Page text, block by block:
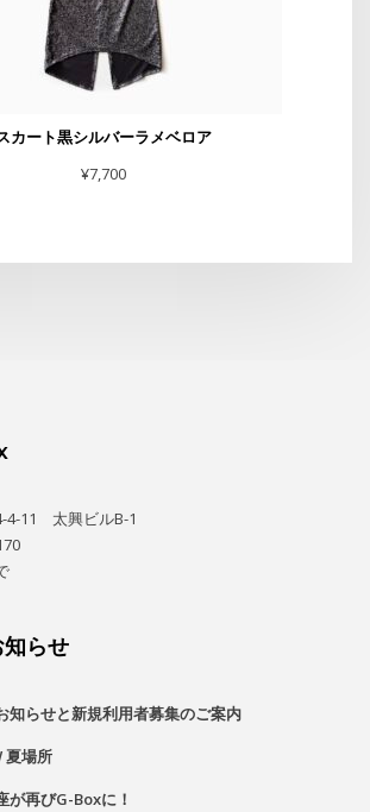
カート黒シルバーラメベロア
¥7,700
4-11 太興ビルB-1
知らせ
知らせと新規利用者募集のご案内
夏場所
が再びG-Boxに！